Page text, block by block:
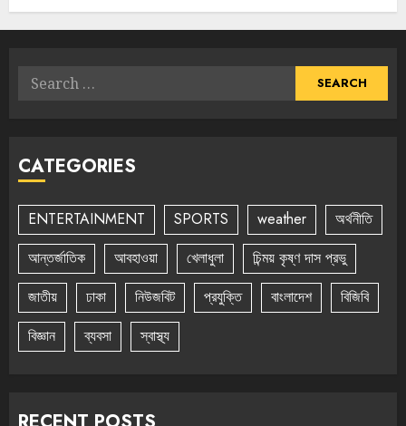
Search
CATEGORIES
ENTERTAINMENT SPORTS weather
অর্থনীতি
আন্তর্জাতিক
আবহাওয়া খেলাধুলা
চিন্ময় কৃষ্ণ দাস প্রভু
জাতীয়
ঢাকা নিউজবিট প্রযুক্তি বাংলাদেশ
বিজিবি
বিজ্ঞান
ব্যবসা স্বাস্থ্য